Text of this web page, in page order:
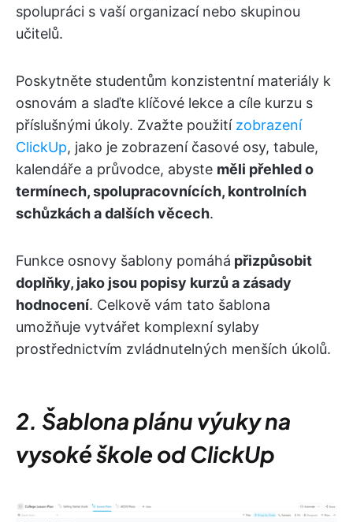
spolupráci s vaší organizací nebo skupinou
učitelů.
Poskytněte studentům konzistentní materiály k
osnovám a slaďte klíčové lekce a cíle kurzu s
příslušnými úkoly. Zvažte použití zobrazení
ClickUp, jako je zobrazení časové osy, tabule,
kalendáře a průvodce, abyste měli přehled o
termínech, spolupracovnících, kontrolních
schůzkách a dalších věcech.
Funkce osnovy šablony pomáhá přizpůsobit
doplňky, jako jsou popisy kurzů a zásady
hodnocení. Celkově vám tato šablona
umožňuje vytvářet komplexní sylaby
prostřednictvím zvládnutelných menších úkolů.
2. Šablona plánu výuky na
vysoké škole od ClickUp